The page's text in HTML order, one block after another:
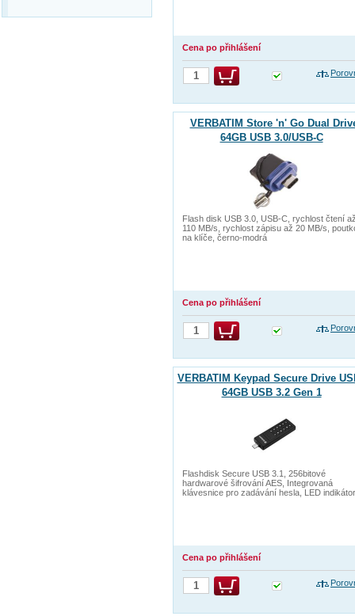
Cena po přihlášení
VERBATIM Store 'n' Go Dual
64GB USB 3.0/USB-C
Flash disk USB 3.0, USB-C, rychlost čtení
110 MB/s, rychlost zápisu až 20 MB/s,
na klíče, černo-modrá
Cena po přihlášení
VERBATIM Keypad Secure Drive
64GB USB 3.2 Gen 1
Flashdisk Secure USB 3.1, 256bitové
hardwarové šifrování AES, Integrovaná
klávesnice pro zadávání hesla, LED
Cena po přihlášení